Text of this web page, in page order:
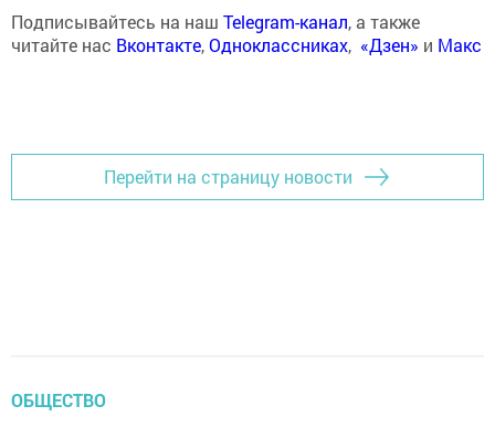
Подписывайтесь на наш Telegram-канал, а также
читайте нас Вконтакте,Одноклассниках, «Дзен» и Макс
Перейти на страницу новости
ОБЩЕСТВО